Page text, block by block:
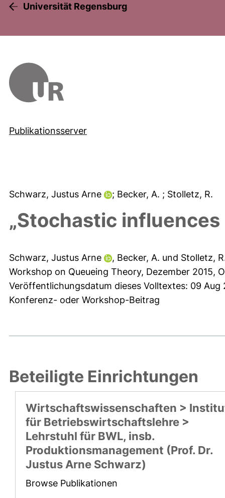
Universität Regensburg
Publikationsserver
Schwarz, Justus Arne ; Becker, A. ; Stolletz, R.
„Stochastic
Schwarz, Justus Arne , Becker, A. und Stolletz,
Workshop on Queueing Theory, Dezember
Veröffentlichungsdatum dieses Volltextes: 09 Aug
Konferenz- oder Workshop-Beitrag
Beteiligte Einrichtungen
Wirtschaftswissenschaften >
für Betriebswirtschaftslehre >
Lehrstuhl für BWL, insb.
Produktionsmanagement (Prof. Dr.
Justus Arne Schwarz)
Browse Publikationen